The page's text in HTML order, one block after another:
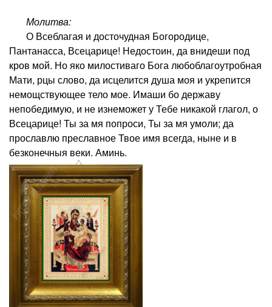
Молитва:
О Всеблагая и досточудная Богородице,
Пантанасса, Всецарице! Недостоин, да внидеши под
кров мой. Но яко милостиваго Бога любоблагоутробная
Мати, рцы слово, да исцелится душа моя и укрепится
немощствующее тело мое. Имаши бо державу
непобедимую, и не изнеможет у Тебе никакой глагол, о
Всецарице! Ты за мя попроси, Ты за мя умоли; да
прославлю преславное Твое имя всегда, ныне и в
безконечныя веки. Аминь.